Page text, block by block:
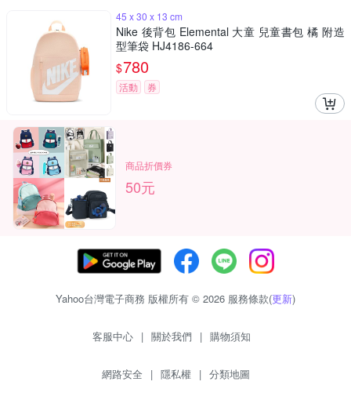
45 x 30 x 13 cm
Nike 後背包 Elemental 大童 兒童書包 橘 附造
型筆袋 HJ4186-664
$780
活動 券
商品折價券
50元
Yahoo台灣電子商務 版權所有 © 2026 服務條款(更新)
客服中心 | 關於我們 | 購物須知
網路安全 | 隱私權 | 分類地圖